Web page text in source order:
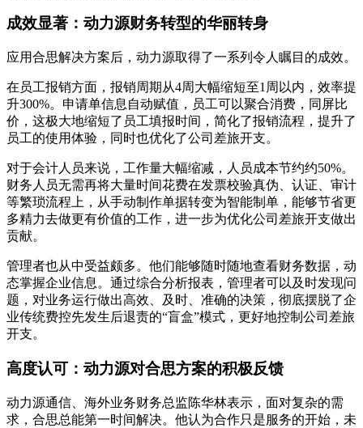
成效显著：动力源财务转型的华丽转身
应用合思解决方案后，动力源取得了一系列令人瞩目的成效。
在员工报销方面，报销周期从4周大幅缩短至1周以内，效率提
升300%。申请单信息自动赋值，员工可以聚合消费，同屏比
价，这极大地缩短了员工填报时间，简化了报销流程，提升了
员工的使用体验，同时也优化了公司差旅开支。
对于会计人员来说，工作量大幅缩减，人员成本节约约50%。
财务人员无需再将大量时间花费在发票校验真伪、认证、审计
等繁琐流程上，从手动制作单据转变为智能制单，能够节省更
多精力去做更有价值的工作，进一步为优化公司差旅开支做出
贡献。
管理者也从中受益颇多。他们能够随时随地查看财务数据，动
态掌握企业信息。通过综合分析报表，管理者可以及时发现问
题，对业务运行做出高效、及时、准确的决策，彻底摆脱了企
业传统费控先发生后退责的“盲盒”模式，更好地控制公司差旅
开支。
高度认可：动力源对合思方案的积极反馈
动力源通信、海外业务财务总监陈华林表示，面对复杂的需
求，合思总能第一时间解决。他认为合作只是服务的开始，未